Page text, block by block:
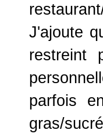
J'ajoute
restreint
parfois
gras/